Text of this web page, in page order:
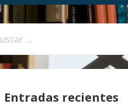
Entradas recientes